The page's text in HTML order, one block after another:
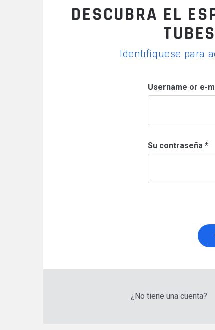
MONTA MATERIALES
DESCUBRA EL
Identifíquese para
Username or e-
Su contraseña *
¿No tiene una cuenta?